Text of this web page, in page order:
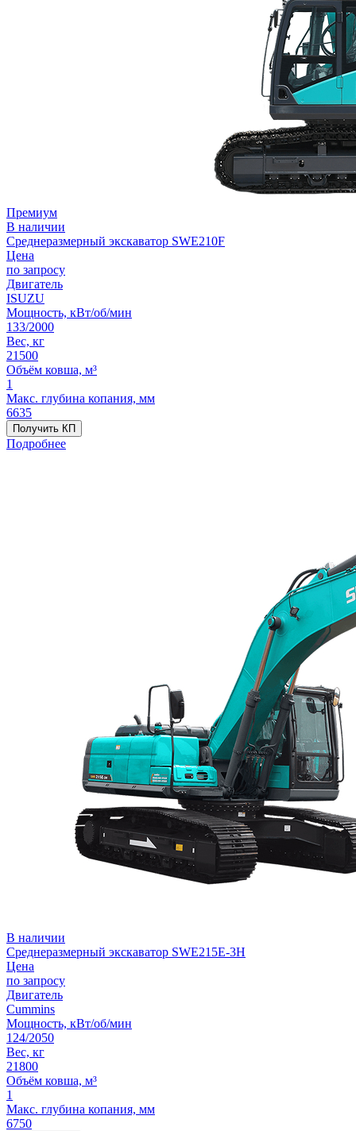
Премиум
В наличии
Среднеразмерный экскаватор SWE210F
Цена
по запросу
Двигатель
ISUZU
Мощность, кВт/об/мин
133/2000
Вес, кг
21500
Объём ковша, м³
1
Макс. глубина копания, мм
6635
Получить КП
Подробнее
В наличии
Среднеразмерный экскаватор SWE215E-3H
Цена
по запросу
Двигатель
Cummins
Мощность, кВт/об/мин
124/2050
Вес, кг
21800
Объём ковша, м³
1
Макс. глубина копания, мм
6750